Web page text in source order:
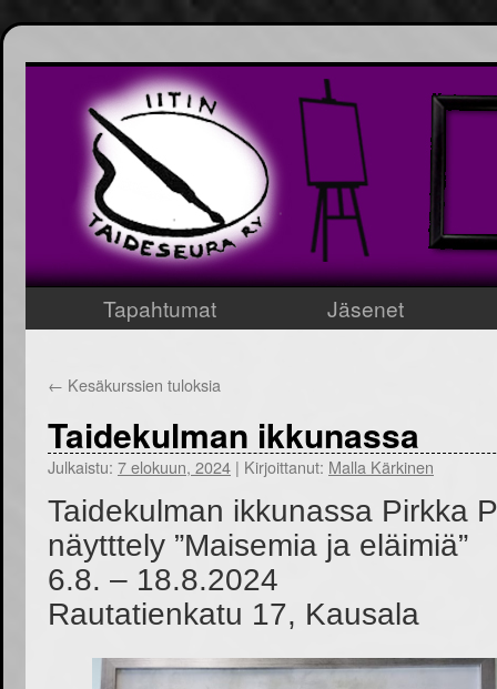
SiirryTapahtumat Jäsenet
← Kesäkurssien tuloksia
Taidekulman ikkunassa
Julkaistu: 7 elokuun, 2024 | Kirjoittanut: Malla Kärkinen
Taidekulman ikkunassa Pirkka
näytttely ”Maisemia ja eläimiä”
6.8. – 18.8.2024
Rautatienkatu 17, Kausala